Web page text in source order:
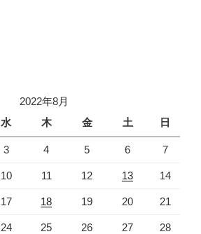
2022年8月
水 木 金 土 日
3 4 5 6 7
10 11 12 13 14
17 18 19 20 21
24 25 26 27 28